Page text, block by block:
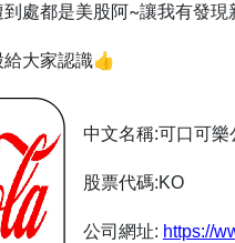
處都是美股阿~讓我有發現
大家認識👍
中文名稱:可口可樂
股票代碼:KO
公司網址: https://